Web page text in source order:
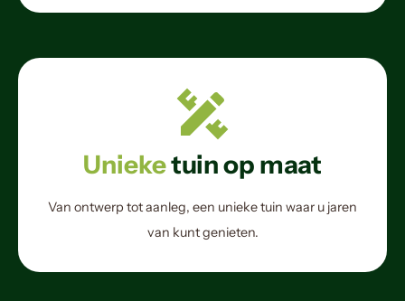
Unieketuin op maat
Van ontwerp tot aanleg, een unieke tuin waar u jaren
van kunt genieten.